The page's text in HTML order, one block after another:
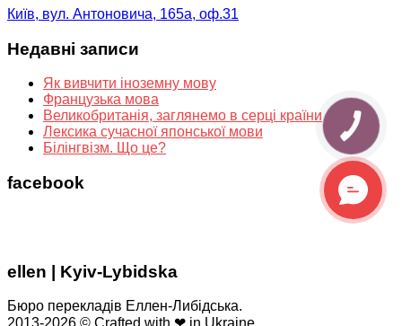
Київ, вул. Антоновича, 165а, оф.31
Недавні записи
Як вивчити іноземну мову
Французька мова
Великобританія, заглянемо в серці країни
Лексика сучасної японської мови
Білінгвізм. Що це?
facebook
ellen | Kyiv-Lybidska
Бюро перекладів Еллен-Либідська.